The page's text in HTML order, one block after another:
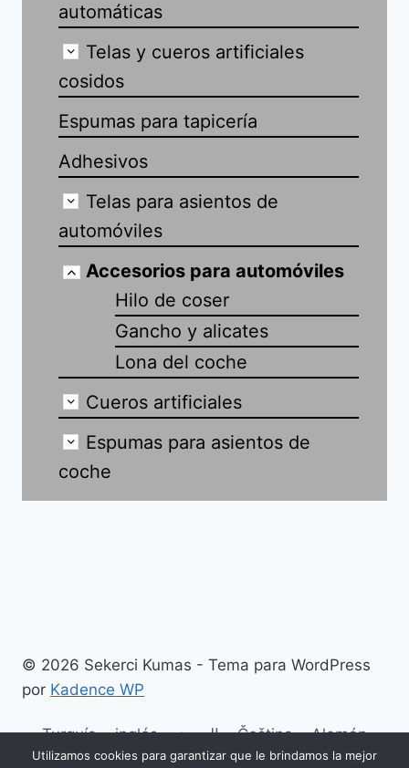
automáticas
Telas y cueros artificiales
cosidos
Espumas para tapicería
Adhesivos
Telas para asientos de
automóviles
Accesorios para automóviles
Hilo de coser
Gancho y alicates
Lona del coche
Cueros artificiales
Espumas para asientos de
coche
© 2026 Sekerci Kumas - Tema para WordPress
por Kadence WP
Turquía inglés العربية Čeština
Alemán
Utilizamos cookies para garantizar que le brindamos la mejor